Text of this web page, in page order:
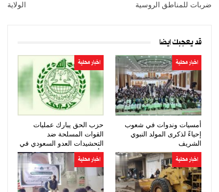
ضربات للمناطق الروسية
الولاية
قد يعجبك ايضا
اخبار محلية
أمسيات وندوات في شعوب
إحياءً لذكرى المولد النبوي
الشريف
اخبار محلية
حزب الحق يبارك عمليات
القوات المسلحة ضد
التحشيدات العدو السعودي في
مأرب وحضرموت
اخبار محلية اخبار محلية